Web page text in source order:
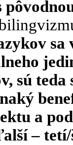
sa
sú
a
–